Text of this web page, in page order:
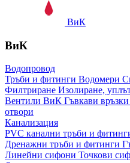
ВиК
ВиК
Водопровод
Тръби и фитинги Водомери
Филтриране Изолиране,
Вентили ВиК Гъвкави
отвори
Канализация
PVC канални тръби и
Дренажни тръби и фитинги
Линейни сифони Точкови